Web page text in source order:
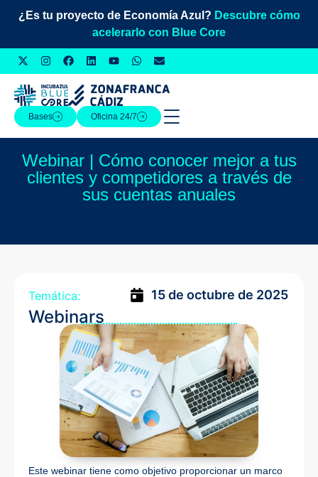
¿Es tu proyecto de Economía Azul? Descubre cómo
acelerarlo con Blue Core
Bases Oficina 24/7
Webinar | Cómo conocer mejor a tus
clientes y competidores a través de
sus cuentas anuales
15 de octubre de 2025
Temática:
Webinars
Este webinar tiene como objetivo proporcionar un marco